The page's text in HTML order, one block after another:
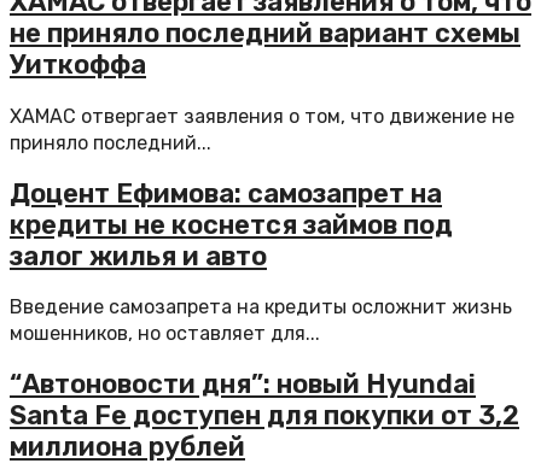
не приняло последний вариант схемы
Уиткоффа
ХАМАС отвергает заявления о том, что движение не
приняло последний...
Доцент Ефимова: самозапрет на
кредиты не коснется займов под
залог жилья и авто
Введение самозапрета на кредиты осложнит жизнь
мошенников, но оставляет для...
“Автоновости дня”: новый Hyundai
Santa Fe доступен для покупки от 3,2
миллиона рублей